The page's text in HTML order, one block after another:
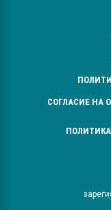
СОГЛАСИЕ НА